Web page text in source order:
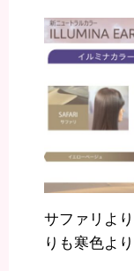
サファリよ
りも寒色より